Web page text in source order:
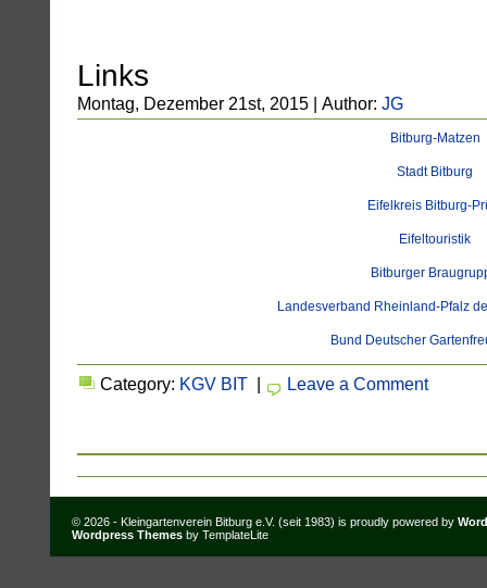
Links
Montag, Dezember 21st, 2015 | Author: JG
Bitburg-Matzen
Stadt Bitburg
Eifelkreis Bitburg-
Eifeltouristik
Bitburger
Landesverband Rheinland-Pfalz
Bund Deutscher
Category: KGV BIT | Leave a Comment
© 2026 - Kleingartenverein Bitburg e.V. (seit 1983) is proudly powered by
Wordpress Themes by TemplateLite